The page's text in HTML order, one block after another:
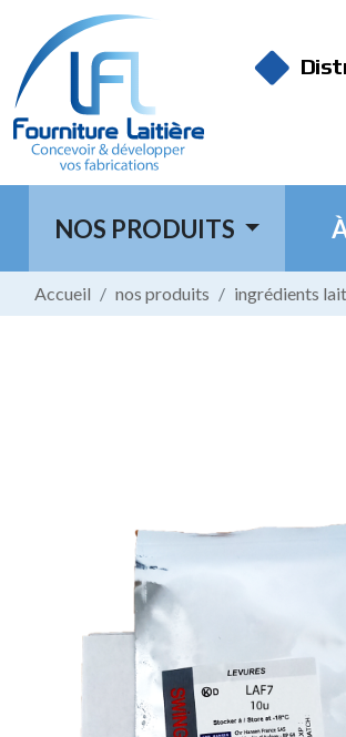
NOS PRODUITS
Accueil nos produits ingrédients
Panneau de gestion des cookies